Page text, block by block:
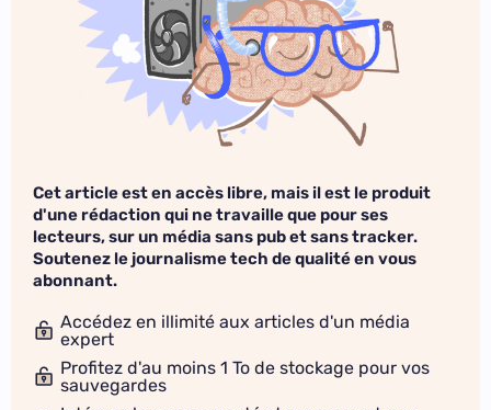
Cet article est en accès libre, mais il est le produit
d'une rédaction qui ne travaille que pour ses
lecteurs, sur un média sans pub et sans tracker.
Soutenez le journalisme tech de qualité en vous
abonnant.
Accédez en illimité aux articles d'un média
expert
Profitez d'au moins 1 To de stockage pour vos
sauvegardes